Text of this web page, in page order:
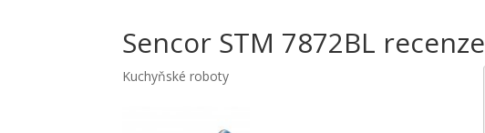
Sencor STM 7872BL recenze
Kuchyňské roboty